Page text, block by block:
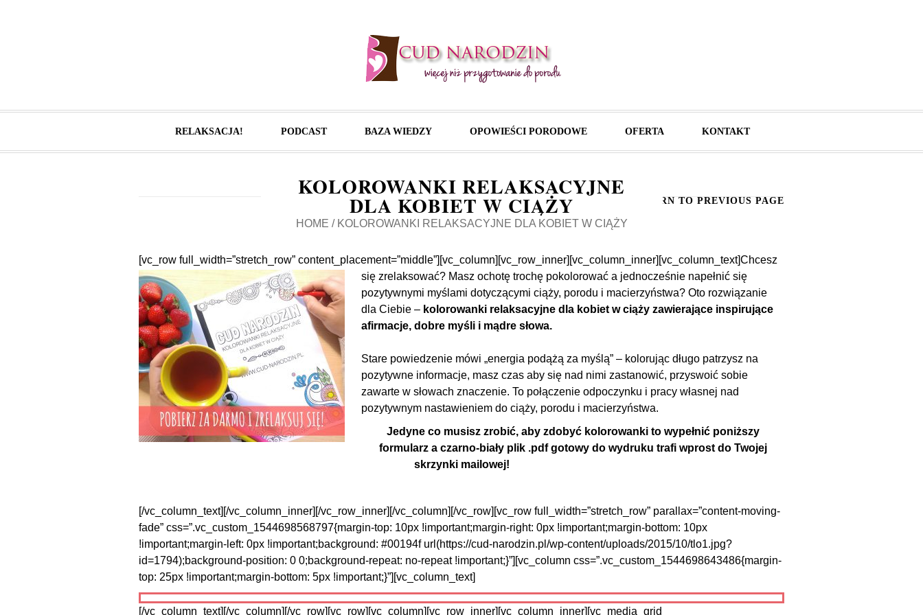
RELAKSACJA! PODCAST BAZA WIEDZY OPOWIEŚCI PORODOWE OFERTA KONTAKT
KOLOROWANKI RELAKSACYJNE
DLA KOBIET W CIĄŻY
HOME / KOLOROWANKI RELAKSACYJNE DLA KOBIET W CIĄŻY
RETURN TO PREVIOUS PAGE
[vc_row full_width=”stretch_row” content_placement=”middle”][vc_column][vc_row_inner][vc_column_inner][vc_column_text]Chcesz
się zrelaksować? Masz ochotę trochę pokolorować a jednocześnie napełnić się
pozytywnymi myślami dotyczącymi ciąży, porodu i macierzyństwa? Oto rozwiązanie
dla Ciebie – kolorowanki relaksacyjne dla kobiet w ciąży zawierające inspirujące
afirmacje, dobre myśli i mądre słowa.
Stare powiedzenie mówi „energia podążą za myślą” – kolorując długo patrzysz na
pozytywne informacje, masz czas aby się nad nimi zastanowić, przyswoić sobie
zawarte w słowach znaczenie. To połączenie odpoczynku i pracy własnej nad
pozytywnym nastawieniem do ciąży, porodu i macierzyństwa.
Jedyne co musisz zrobić, aby zdobyć kolorowanki to wypełnić poniższy
formularz a czarno-biały plik .pdf gotowy do wydruku trafi wprost do Twojej
skrzynki mailowej!
[/vc_column_text][/vc_column_inner][/vc_row_inner][/vc_column][/vc_row][vc_row full_width=”stretch_row” parallax=”content-moving-
fade” css=”.vc_custom_1544698568797{margin-top: 10px !important;margin-right: 0px !important;margin-bottom: 10px
!important;margin-left: 0px !important;background: #00194f url(https://cud-narodzin.pl/wp-content/uploads/2015/10/tlo1.jpg?
id=1794);background-position: 0 0;background-repeat: no-repeat !important;}”][vc_column css=”.vc_custom_1544698643486{margin-
top: 25px !important;margin-bottom: 5px !important;}”][vc_column_text]
[/vc_column_text][/vc_column][/vc_row][vc_row][vc_column][vc_row_inner][vc_column_inner][vc_media_grid